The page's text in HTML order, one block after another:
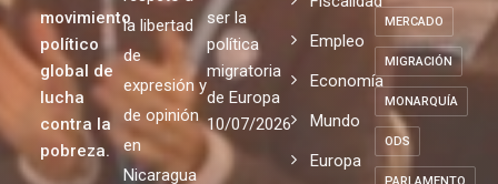
movimiento
político
global de
lucha
contra la
pobreza.
la libertad
de
expresión y
de opinión
en
Nicaragua
ser la
política
migratoria
de Europa
10/07/2026
Empleo
Economía
Mundo
Europa
MERCADO
MIGRACIÓN
MONARQUÍA
ODS